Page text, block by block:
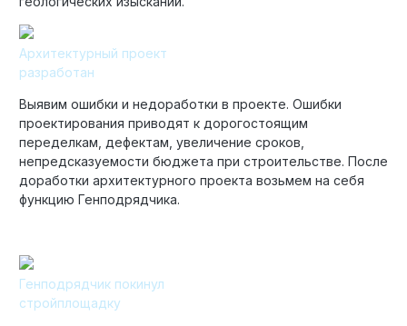
Архитектурный проект
разработан
Выявим ошибки и недоработки в проекте. Ошибки
проектирования приводят к дорогостоящим
переделкам, дефектам, увеличение сроков,
непредсказуемости бюджета при строительстве. После
доработки архитектурного проекта возьмем на себя
функцию Генподрядчика.
Генподрядчик покинул
стройплощадку